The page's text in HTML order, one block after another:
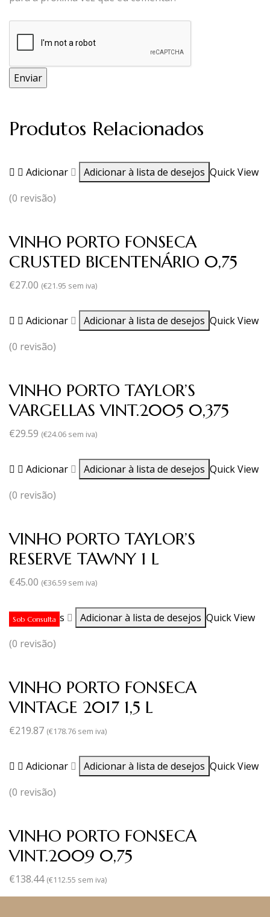
Produtos Relacionados
Adicionar Adicionar à lista de desejos Quick View
(0 revisão)
VINHO PORTO FONSECA
CRUSTED BICENTENÁRIO 0,75
€27.00 (€21.95 sem iva)
Adicionar Adicionar à lista de desejos Quick View
(0 revisão)
VINHO PORTO TAYLOR’S
VARGELLAS VINT.2005 0,375
€29.59 (€24.06 sem iva)
Adicionar Adicionar à lista de desejos Quick View
(0 revisão)
VINHO PORTO TAYLOR’S
RESERVE TAWNY 1 L
€45.00 (€36.59 sem iva)
Sob Consulta
Ler mais Adicionar à lista de desejos Quick View
(0 revisão)
VINHO PORTO FONSECA
VINTAGE 2017 1,5 L
€219.87 (€178.76 sem iva)
Adicionar Adicionar à lista de desejos Quick View
(0 revisão)
VINHO PORTO FONSECA
VINT.2009 0,75
€138.44 (€112.55 sem iva)